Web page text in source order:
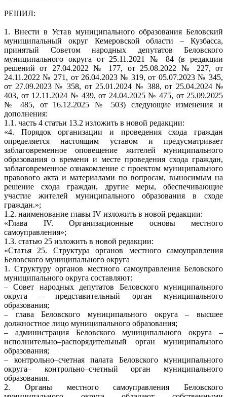
РЕШИЛ:
1. Внести в Устав муниципального образования Беловский
муниципальный округ Кемеровской области – Кузбасса,
принятый Советом народных депутатов Беловского
муниципального округа от 25.11.2021 № 84 (в редакции
решений от 27.04.2022 № 177, от 25.08.2022 № 227, от
24.11.2022 № 271, от 26.04.2023 № 319, от 05.07.2023 № 345,
от 27.09.2023 № 358, от 25.01.2024 № 388, от 25.04.2024 №
403, от 12.11.2024 № 439, от 24.04.2025 № 475, от 25.09.2025
№ 485, от 16.12.2025 № 503) следующие изменения и
дополнения:
1.1. часть 4 статьи 13.2 изложить в новой редакции:
«4. Порядок организации и проведения схода граждан
определяется настоящим уставом и предусматривает
заблаговременное оповещение жителей муниципального
образования о времени и месте проведения схода граждан,
заблаговременное ознакомление с проектом муниципального
правового акта и материалами по вопросам, выносимым на
решение схода граждан, другие меры, обеспечивающие
участие жителей муниципального образования в сходе
граждан.»;
1.2. наименование главы IV изложить в новой редакции:
«Глава IV. Организационные основы местного
самоуправления»;
1.3. статью 25 изложить в новой редакции:
«Статья 25. Структура органов местного самоуправления
Беловского муниципального округа
1. Структуру органов местного самоуправления Беловского
муниципального округа составляют:
– Совет народных депутатов Беловского муниципального
округа – представительный орган муниципального
образования;
– глава Беловского муниципального округа – высшее
должностное лицо муниципального образования;
– администрация Беловского муниципального округа –
исполнительно–распорядительный орган муниципального
образования;
– контрольно–счетная палата Беловского муниципального
округа– контрольно–счетный орган муниципального
образования.
2. Органы местного самоуправления Беловского